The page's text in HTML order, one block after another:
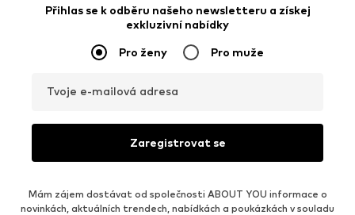
Přihlas se k odběru našeho newsletteru a získej
exkluzivní nabídky
Pro ženy Pro muže
Tvoje e-mailová adresa
Zaregistrovat se
Mám zájem dostávat od společnosti ABOUT YOU informace o
novinkách, aktuálních trendech, nabídkách a poukázkách v souladu